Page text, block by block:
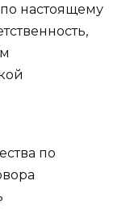
настоящему
по